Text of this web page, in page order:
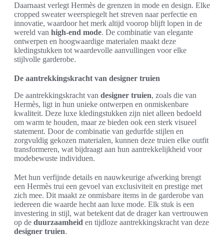
Daarnaast verlegt Hermès de grenzen in mode en design. Elke
cropped sweater weerspiegelt het streven naar perfectie en
innovatie, waardoor het merk altijd voorop blijft lopen in de
wereld van high-end mode. De combinatie van elegante
ontwerpen en hoogwaardige materialen maakt deze
kledingstukken tot waardevolle aanvullingen voor elke
stijlvolle garderobe.
De aantrekkingskracht van designer truien
De aantrekkingskracht van designer truien, zoals die van
Hermès, ligt in hun unieke ontwerpen en onmiskenbare
kwaliteit. Deze luxe kledingstukken zijn niet alleen bedoeld
om warm te houden, maar ze bieden ook een sterk visueel
statement. Door de combinatie van gedurfde stijlen en
zorgvuldig gekozen materialen, kunnen deze truien elke outfit
transformeren, wat bijdraagt aan hun aantrekkelijkheid voor
modebewuste individuen.
Met hun verfijnde details en nauwkeurige afwerking brengt
een Hermès trui een gevoel van exclusiviteit en prestige met
zich mee. Dit maakt ze onmisbare items in de garderobe van
iedereen die waarde hecht aan luxe mode. Elk stuk is een
investering in stijl, wat betekent dat de drager kan vertrouwen
op de duurzaamheid en tijdloze aantrekkingskracht van deze
designer truien.